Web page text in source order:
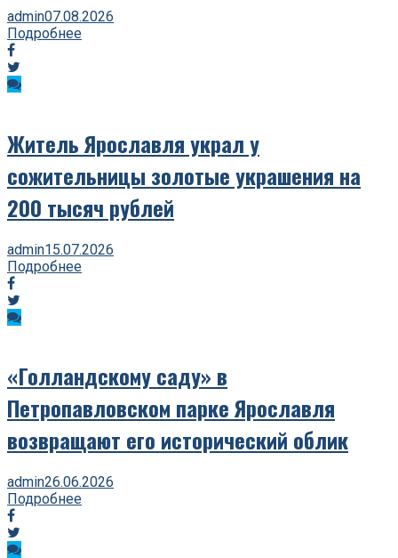
admin07.08.2026
Подробнее
Житель Ярославля украл у
сожительницы золотые украшения на
200 тысяч рублей
admin15.07.2026
Подробнее
«Голландскому саду» в
Петропавловском парке Ярославля
возвращают его исторический облик
admin26.06.2026
Подробнее